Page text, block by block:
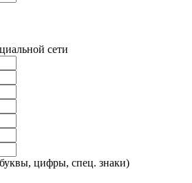
сети
цифры, спец. знаки)